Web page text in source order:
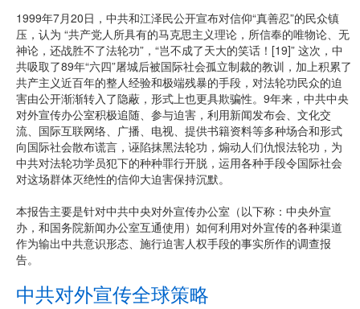
1999年7月20日，中共和江泽民公开宣布对信仰“真善忍”的民众镇
压，认为 “共产党人所具有的马克思主义理论，所信奉的唯物论、无
神论，还战胜不了法轮功”，“岂不成了天大的笑话！[19]” 这次，中
共吸取了89年“六四”屠城后被国际社会孤立制裁的教训，加上积累了
共产主义近百年的整人经验和极端残暴的手段，对法轮功民众的迫
害由公开渐渐转入了隐蔽，形式上也更具欺骗性。9年来，中共中央
对外宣传办公室积极追随、参与迫害，利用新闻发布会、文化交
流、国际互联网络、广播、电视、提供书籍资料等多种场合和形式
向国际社会散布谎言，诬陷抹黑法轮功，煽动人们仇恨法轮功，为
中共对法轮功学员犯下的种种罪行开脱，运用各种手段令国际社会
对这场群体灭绝性的信仰大迫害保持沉默。
本报告主要是针对中共中央对外宣传办公室（以下称：中央外宣
办，和国务院新闻办公室互通使用）如何利用对外宣传的各种渠道
作为输出中共意识形态、施行迫害人权手段的事实所作的调查报
告。
中共对外宣传全球策略